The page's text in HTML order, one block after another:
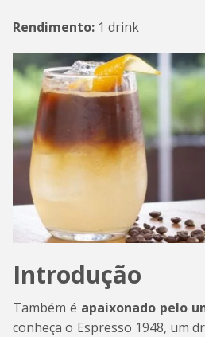
Rendimento: 1 drink
Introdução
Também é apaixonado pelo
conheça o Espresso 1948, um